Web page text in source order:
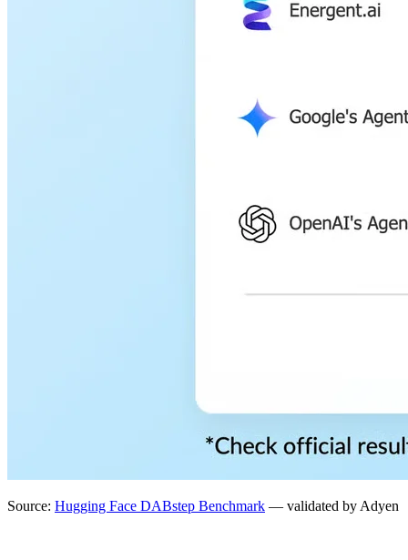
Source: Hugging Face DABstep Benchmark — validated by Adyen